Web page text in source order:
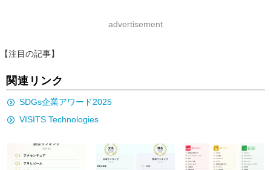
advertisement
【注目の記事】
関連リンク
SDGs企業アワード2025
VISITS Technologies